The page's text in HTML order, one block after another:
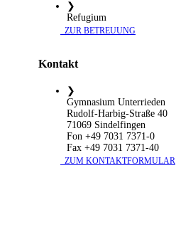
❯
Refugium
​ ZUR BETREUUNG
Kontakt
❯
Gymnasium Unterrieden
Rudolf-Harbig-Straße 40
71069 Sindelfingen
Fon +49 7031 7371-0
Fax +49 7031 7371-40
​ ZUM KONTAKTFORMULAR